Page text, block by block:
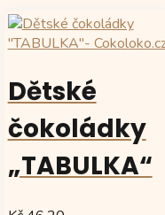
má
více
variant.
lze
vybrat
na
stránce
produktu
Dětské
čokoládky
„TABULKA“